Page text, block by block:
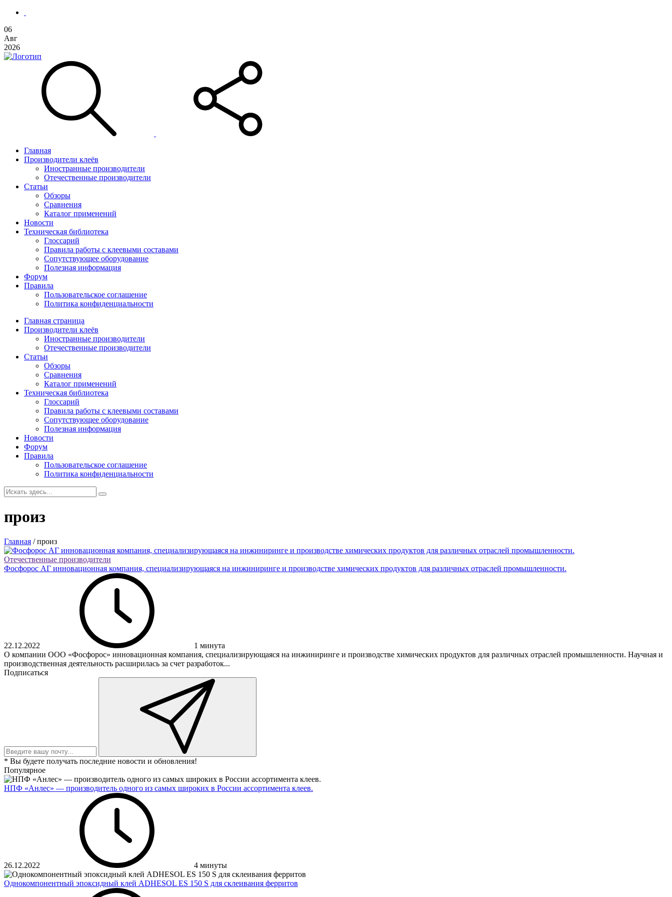
06
Авг
2026
Главная
Производители клеёв
Иностранные производители
Отечественные производители
Статьи
Обзоры
Сравнения
Каталог применений
Новости
Техническая библиотека
Глоссарий
Правила работы с клеевыми составами
Сопутствующее оборудование
Полезная информация
Форум
Правила
Пользовательское соглашение
Политика конфиденциальности
Главная страница
Производители клеёв
Иностранные производители
Отечественные производители
Статьи
Обзоры
Сравнения
Каталог применений
Техническая библиотека
Глоссарий
Правила работы с клеевыми составами
Сопутствующее оборудование
Полезная информация
Новости
Форум
Правила
Пользовательское соглашение
Политика конфиденциальности
произ
Главная / произ
Отечественные производители
Фосфорос АГ инновационная компания, специализирующаяся на инжиниринге и производстве химических продуктов для различных отраслей промышленности.
22.12.2022
1 минута
О компании ООО «Фосфорос» инновационная компания, специализирующаяся на инжиниринге и производстве химических продуктов для различных отраслей промышленности. Научная и
производственная деятельность расширилась за счет разработок...
Подписаться
* Вы будете получать последние новости и обновления!
Популярное
НПФ «Анлес» — производитель одного из самых широких в России ассортимента клеев.
26.12.2022 4 минуты
Однокомпонентный эпоксидный клей ADHESOL ES 150 S для склеивания ферритов